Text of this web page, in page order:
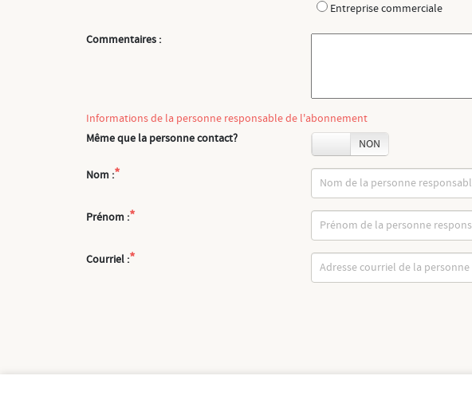
Entreprise commerciale
Commentaires :
Informations de la personne responsable de l'abonnement
Même que la personne contact? NON
Nom :*
Prénom :*
Courriel :*